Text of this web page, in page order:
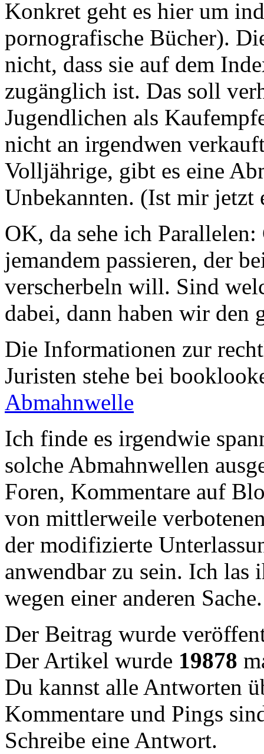
Konkret geht es hier um
pornografische Bücher).
nicht, dass sie auf dem
zugänglich ist. Das soll
Jugendlichen als
nicht an irgendwen
Volljährige, gibt es eine
Unbekannten. (Ist mir jetzt
OK, da sehe ich
jemandem passieren, der
verscherbeln will. Sind
dabei, dann haben wir den
Die Informationen zur
Juristen stehe bei
Abmahnwelle
Ich finde es irgendwie
solche Abmahnwellen
Foren, Kommentare auf
von mittlerweile
der modifizierte
anwendbar zu sein. Ich las
wegen einer anderen Sache.
Der Beitrag wurde
Der Artikel wurde 19878
Du kannst alle Antworten
Kommentare und Pings
Schreibe eine Antwort.